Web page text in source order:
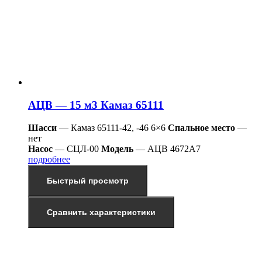
АЦВ — 15 м3 Камаз 65111
Шасси — Камаз 65111-42, -46 6×6 Спальное место —
нет
Насос — СЦЛ-00 Модель — АЦВ 4672А7
подробнее
Быстрый просмотр
Сравнить характеристики